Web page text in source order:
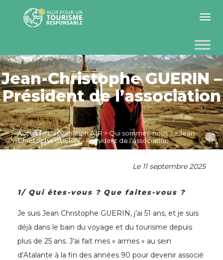
Toggle
Jean-Christophe GUERIN –
Président de l’association
Accueil>L’association ATR> Qui sommes-nous ?>Jean-
Christophe GUERIN – Président de l’association
©
Le 11 septembre 2025
1/ Quiêtes-vous ? Que faites-vous ?
Je suis Jean Christophe GUERIN, j’ai 51 ans, et je suis
déjà dans le bain du voyage et du tourisme depuis
plus de 25 ans. J’ai fait mes « armes » au sein
d’Atalante à la fin des années 90 pour devenir associé